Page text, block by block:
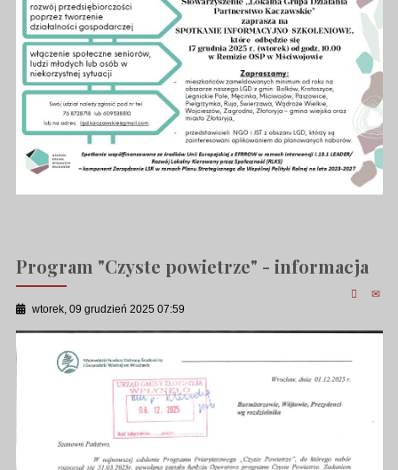
Program "Czyste powietrze" - informacja
wtorek, 09 grudzień 2025 07:59